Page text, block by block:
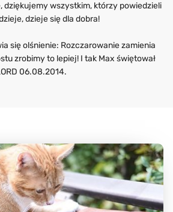
dziękujemy wszystkim, którzy powiedzieli
dzieje się dla dobra!
się olśnienie: Rozczarowanie zamienia
zrobimy to lepiej! I tak Max świętował
06.08.2014.